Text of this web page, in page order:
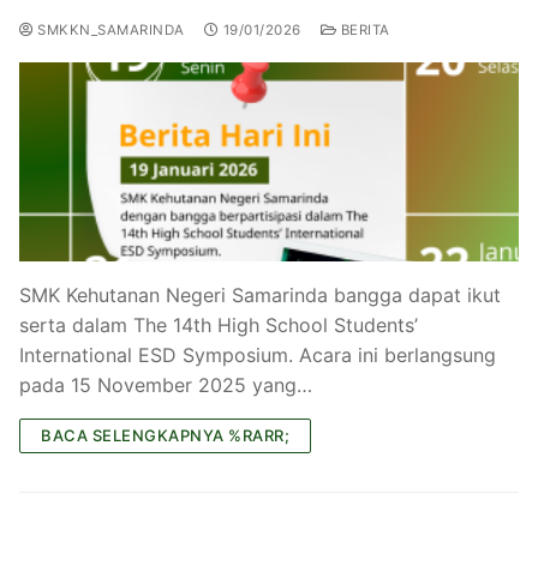
SMKKN_SAMARINDA 19/01/2026 BERITA
SMK Kehutanan Negeri Samarinda bangga dapat ikut
serta dalam The 14th High School Students’
International ESD Symposium. Acara ini berlangsung
pada 15 November 2025 yang…
BACA SELENGKAPNYA %RARR;